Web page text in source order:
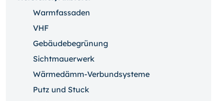
Warmfassaden
VHF
Gebäudebegrünung
Sichtmauerwerk
Wärmedämm-Verbundsysteme
Putz und Stuck